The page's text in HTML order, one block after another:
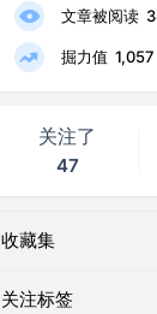
文章被阅读
掘力值 1,057
关注了
47
收藏集
关注标签